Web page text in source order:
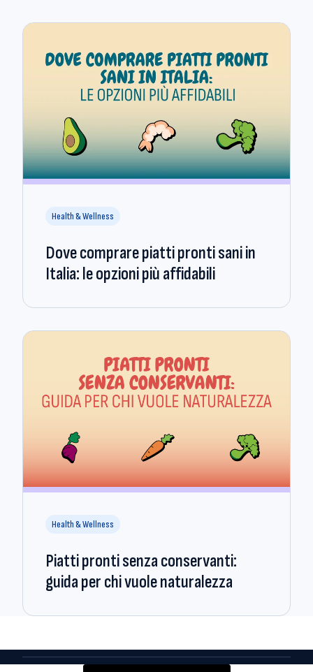
Health & Wellness
Dove comprare piatti pronti sani in
Italia: le opzioni più affidabili
Health & Wellness
Piatti pronti senza conservanti:
guida per chi vuole naturalezza